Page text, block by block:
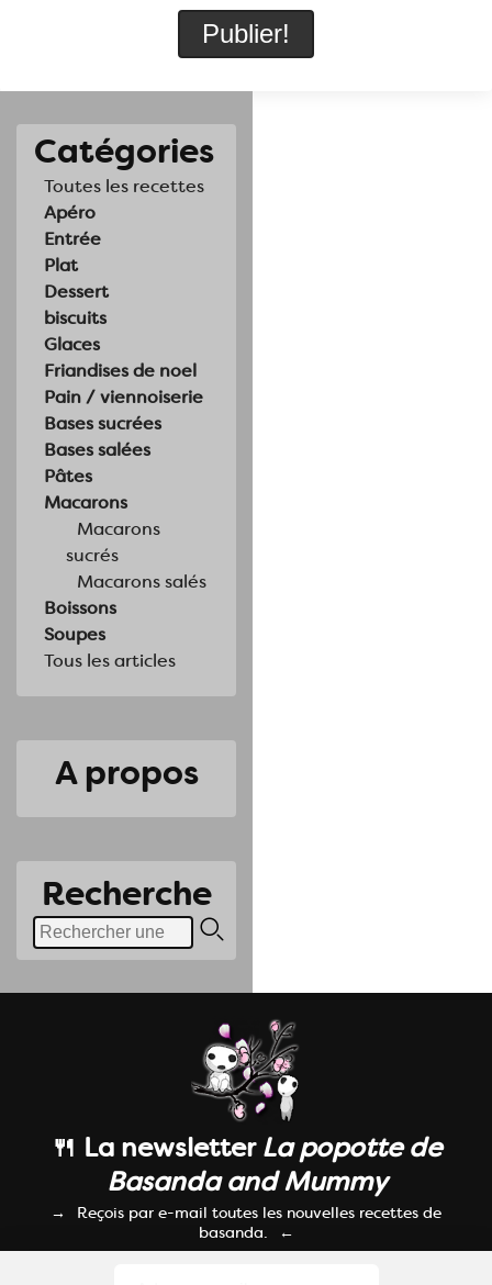
Catégories
Toutes les recettes
Apéro
Entrée
Plat
Dessert
biscuits
Glaces
Friandises de noel
Pain / viennoiserie
Bases sucrées
Bases salées
Pâtes
Macarons
Macarons
sucrés
Macarons salés
Boissons
Soupes
Tous les articles
A propos
Recherche
🍴 La newsletterLa popotte de
Basanda and Mummy
Reçois par e-mail toutes les nouvelles recettes de
basanda.